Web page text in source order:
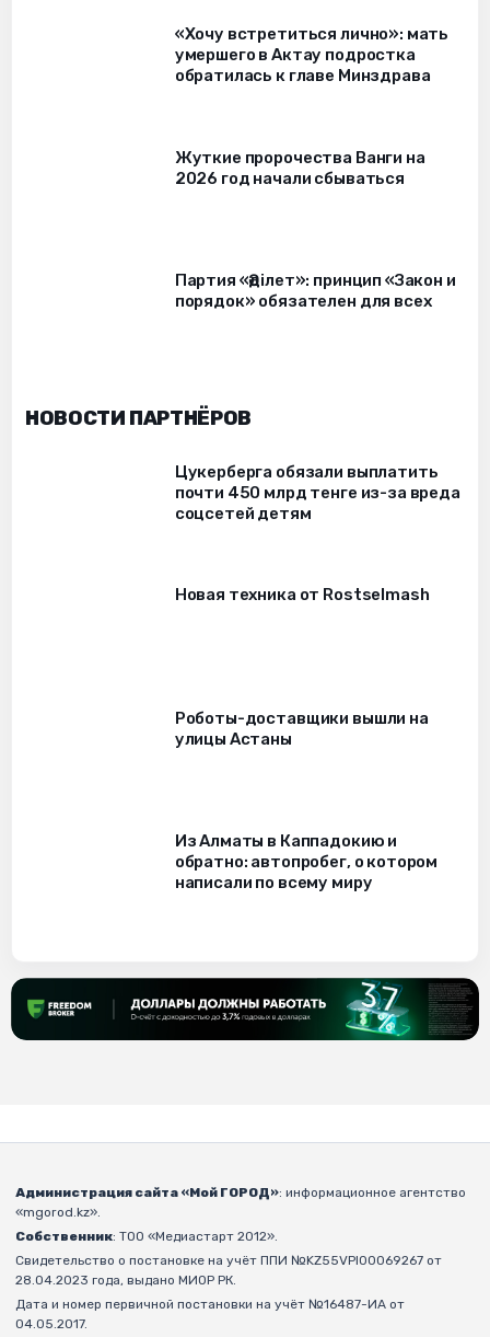
«Хочу встретиться лично»: мать
умершего в Актау подростка
обратилась к главе Минздрава
Жуткие пророчества Ванги на
2026 год начали сбываться
Партия «Әділет»: принцип «Закон и
порядок» обязателен для всех
НОВОСТИ ПАРТНЁРОВ
Цукерберга обязали выплатить
почти 450 млрд тенге из-за вреда
соцсетей детям
Новая техника от Rostselmash
Роботы-доставщики вышли на
улицы Астаны
Из Алматы в Каппадокию и
обратно: автопробег, о котором
написали по всему миру
Администрация сайта «Мой ГОРОД»: информационное агентство
«mgorod.kz».
Собственник: ТОО «Медиастарт 2012».
Свидетельство о постановке на учёт ППИ №KZ55VPI00069267 от
28.04.2023 года, выдано МИОР РК.
Дата и номер первичной постановки на учёт №16487-ИА от
04.05.2017.